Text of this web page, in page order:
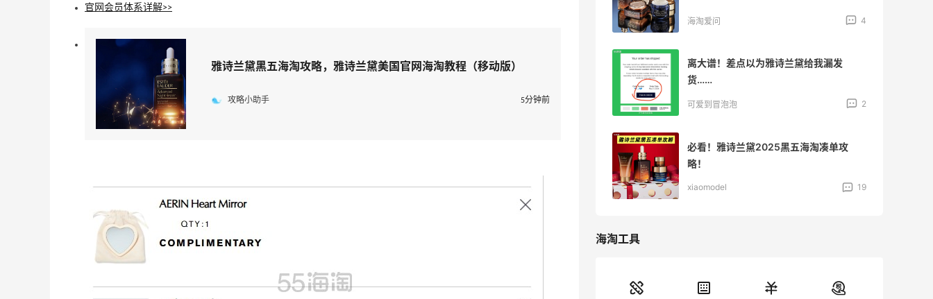
官网 会员体系详解>>
雅诗兰黛黑五海淘攻略，雅诗兰黛美国官网海淘教程（移动版）
攻略小助手 5分钟前
离大谱！差点以为雅诗兰黛给我漏发
xiaomodel
海淘爱问 4
离大谱！差点以为雅诗兰黛给我漏发
货……
可爱到冒泡泡 2
必看！雅诗兰黛2025黑五海淘凑单攻
略！
xiaomodel 19
海淘工具